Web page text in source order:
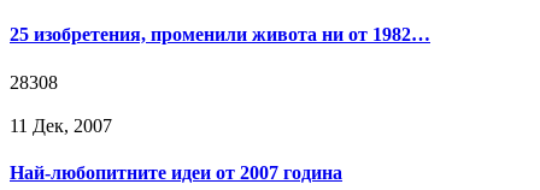
25 изобретения, променили живота ни от 1982…
28308
11 Дек, 2007
Най-любопитните идеи от 2007 година